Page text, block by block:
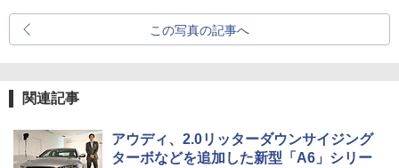
この写真の記事へ
関連記事
アウディ、2.0リッターダウンサイジング
ターボなどを追加した新型「A6」シリー